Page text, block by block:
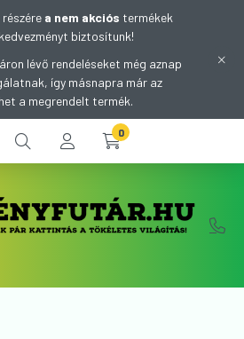
a nem akciós termékek
biztosítunk!
lévő rendeléseket még aznap
így másnapra már az
a megrendelt termék.
0